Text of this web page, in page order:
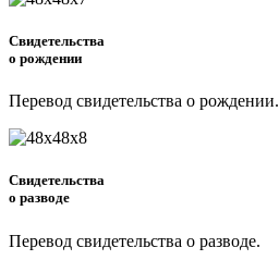
Свидетельства
о рождении
Перевод свидетельства о рождении.
Свидетельства
о разводе
Перевод свидетельства о разводе.